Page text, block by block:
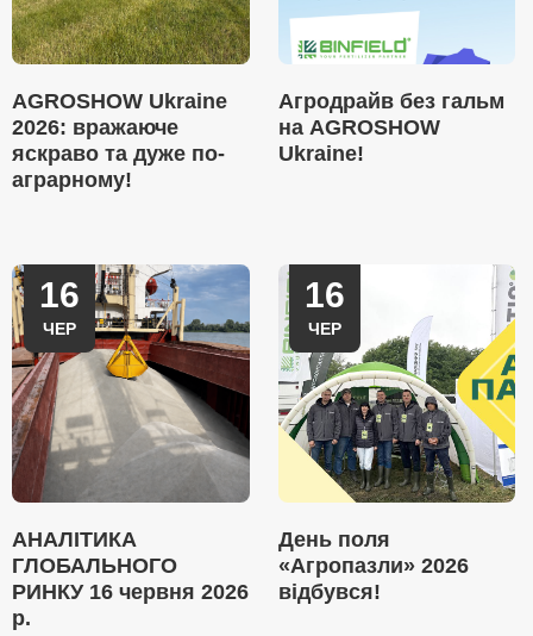
AGROSHOW Ukraine
2026: вражаюче
яскраво та дуже по-
аграрному!
Агродрайв без гальм
на AGROSHOW
Ukraine!
16
ЧЕР
АНАЛІТИКА
ГЛОБАЛЬНОГО
РИНКУ 16 червня 2026
р.
16
ЧЕР
День поля
«Агропазли» 2026
відбувся!